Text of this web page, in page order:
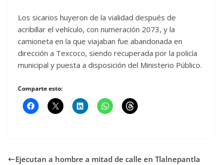
Los sicarios huyeron de la vialidad después de
acribillar el vehículo, con numeración 2073, y la
camioneta en la que viajaban fue abandonada en
dirección a Texcoco, siendo recuperada por la policía
municipal y puesta a disposición del Ministerio Público.
Comparte esto:
Ejecutan a hombre a mitad de calle en Tlalnepantla